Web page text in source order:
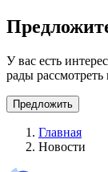
У вас есть
рады
Предложить
Главная
Новости